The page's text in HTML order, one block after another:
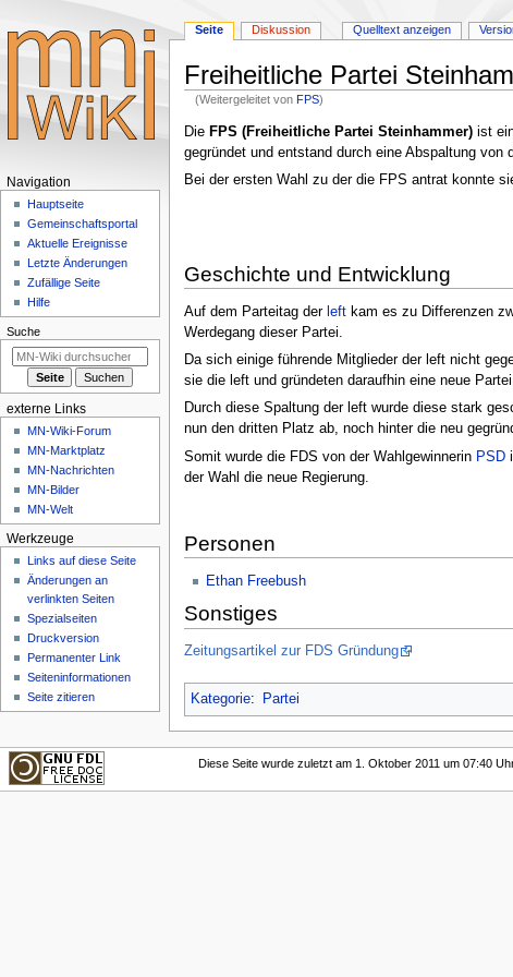
Freiheitliche Partei
(Weitergeleitet von FPS)
Zur
Navigation
springen
Zur
Suche
springen
Die FPS (Freiheitliche Partei Steinhammer)ist
gegründet und entstand durch eine Abspaltung von
Bei der ersten Wahl zu der die FPS antrat konnte
Geschichte und Entwicklung
Auf dem Parteitag der leftkam es zu Differenzen
Werdegang dieser Partei.
Da sich einige führende Mitglieder der left nicht
sie die left und gründeten daraufhin eine neue
Durch diese Spaltung der left wurde diese stark
nun den dritten Platz ab, noch hinter die neu
Somit wurde die FDS von der Wahlgewinnerin PSD
der Wahl die neue Regierung.
Personen
Ethan Freebush
Sonstiges
Zeitungsartikel zur FDS Gründung
Kategorie: Partei
Navigationsmenü
Seite Diskussion Quelltext anzeigen
Navigation
Hauptseite
Gemeinschafts­portal
Aktuelle Ereignisse
Letzte Änderungen
Zufällige Seite
Hilfe
Suche
externe Links
MN-Wiki-Forum
MN-Marktplatz
MN-Nachrichten
MN-Bilder
MN-Welt
Werkzeuge
Links auf diese Seite
Änderungen an
verlinkten Seiten
Spezialseiten
Druckversion
Permanenter Link
Seiten­­informationen
Seite zitieren
Diese Seite wurde zuletzt am 1. Oktober 2011 um 07:40